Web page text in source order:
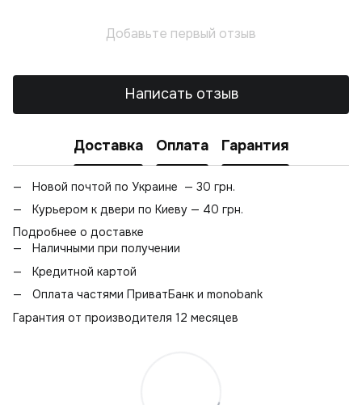
Добавьте первый отзыв
Написать отзыв
Доставка Оплата Гарантия
Новой почтой по Украине — 30 грн.
Курьером к двери по Киеву — 40 грн.
Подробнее о доставке
Наличными при получении
Кредитной картой
Оплата частями ПриватБанк и monobank
Гарантия от производителя 12 месяцев